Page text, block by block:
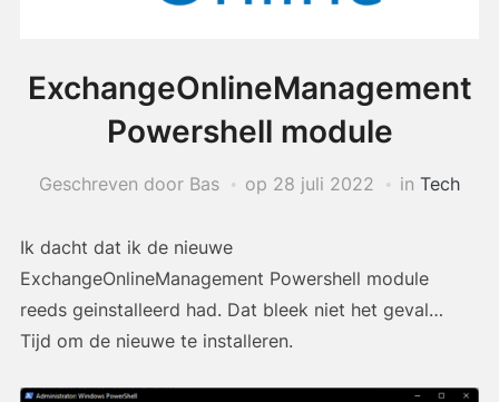
ExchangeOnlineManagement
Powershell module
Geschreven door Bas op 28 juli 2022 in Tech
Ik dacht dat ik de nieuwe
ExchangeOnlineManagement Powershell module
reeds geinstalleerd had. Dat bleek niet het geval…
Tijd om de nieuwe te installeren.